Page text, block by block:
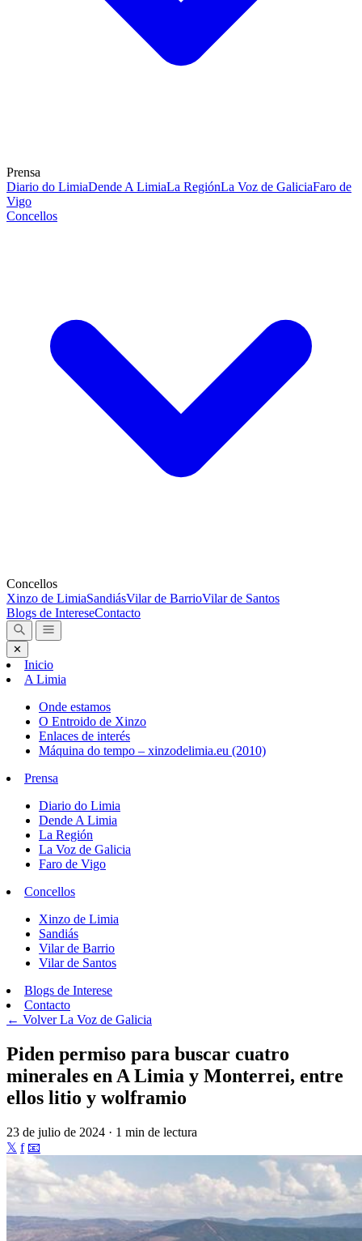
Prensa
Diario do LimiaDende A LimiaLa RegiónLa Voz de GaliciaFaro de
Vigo
Concellos
Concellos
Xinzo de LimiaSandiásVilar de BarrioVilar de Santos
Blogs de IntereseContacto
✕
Inicio
A Limia
Onde estamos
O Entroido de Xinzo
Enlaces de interés
Máquina do tempo – xinzodelimia.eu (2010)
Prensa
Diario do Limia
Dende A Limia
La Región
La Voz de Galicia
Faro de Vigo
Concellos
Xinzo de Limia
Sandiás
Vilar de Barrio
Vilar de Santos
Blogs de Interese
Contacto
← VolverLa Voz de Galicia
Piden permiso para buscar cuatro
minerales en A Limia y Monterrei, entre
ellos litio y wolframio
23 de julio de 2024 · 1 min de lectura
𝕏 f 📧